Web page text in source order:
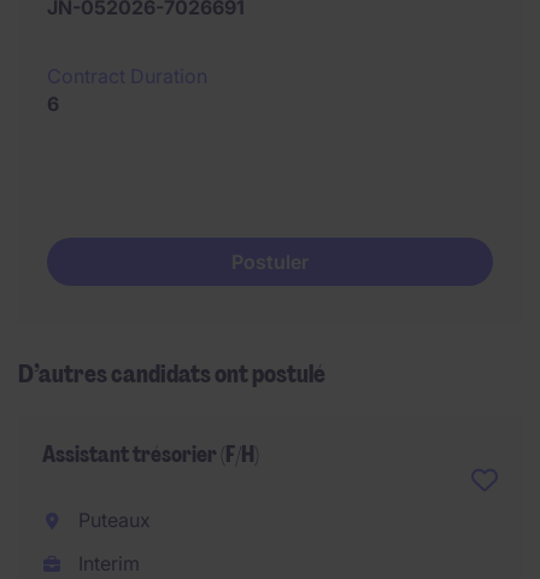
JN-052026-7026691
6
Postuler
D’autres candidats ont postulé
Assistant trésorier (F/H)
Puteaux
Interim